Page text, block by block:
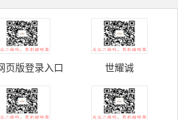
页版登录入口 世耀诚